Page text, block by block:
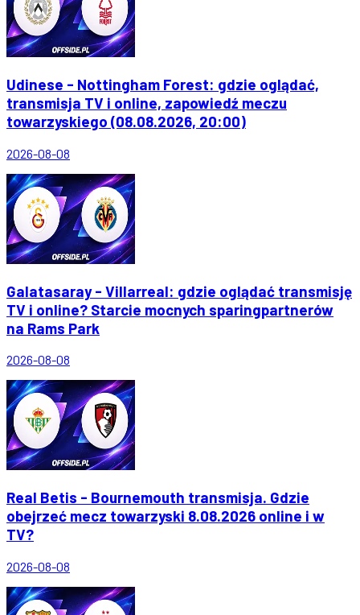
Udinese - Nottingham Forest: gdzie oglądać,
transmisja TV i online, zapowiedź meczu
towarzyskiego (08.08.2026, 20:00)
2026-08-08
Galatasaray - Villarreal: gdzie oglądać transmisję
TV i online? Starcie mocnych sparingpartnerów
na Rams Park
2026-08-08
Real Betis - Bournemouth transmisja. Gdzie
obejrzeć mecz towarzyski 8.08.2026 online i w
TV?
2026-08-08